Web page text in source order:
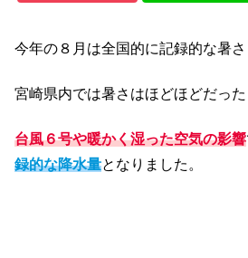
今年の８月は全国的に記録的な暑さ
宮崎県内では暑さはほどほどだった
台風６号や暖かく湿った空気の影響
録的な降水量となりました。